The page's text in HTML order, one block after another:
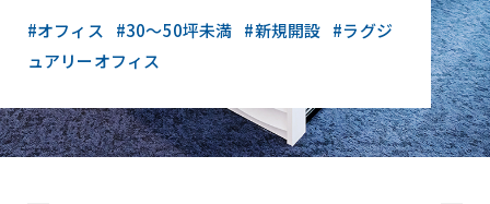
#オフィス #30〜50坪未満 #新規開設 #ラグジ
ュアリーオフィス